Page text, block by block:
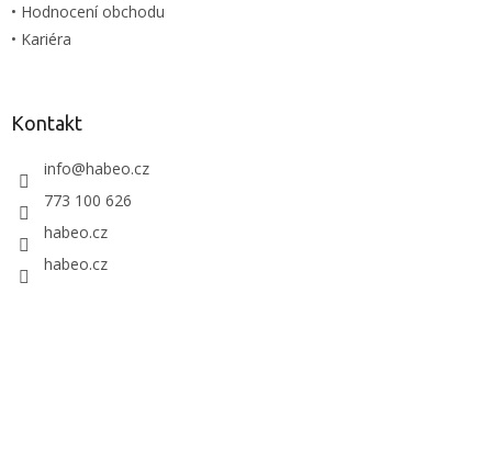
• Hodnocení obchodu
• Kariéra
Kontakt
info@habeo.cz
773 100 626
habeo.cz
habeo.cz